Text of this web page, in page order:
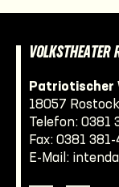
VOLKSTHEATER
Patriotischer
18057 Rostock
Telefon: 0381
Fax: 0381 381-
E-Mail: